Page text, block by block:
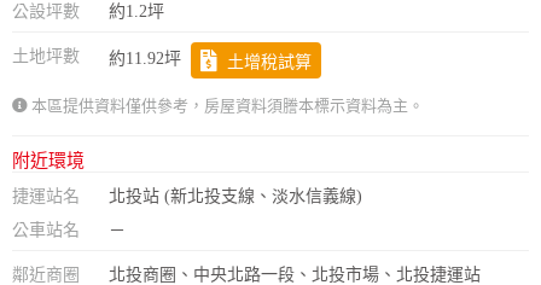
公設坪數
約1.2坪
土地坪數 約11.92坪 土增稅試算
本區提供資料僅供參考，房屋資料須謄本標示資料為主。
附近環境
捷運站名
北投站 (新北投支線、淡水信義線)
公車站名
－
鄰近商圈
北投商圈、中央北路一段、北投市場、北投捷運站